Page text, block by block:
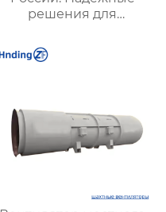
решения для
вентиляции и
безопасности